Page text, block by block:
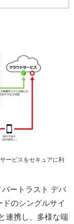
ービスをセキュアに利
ートラスト デバ
のシングルサイ
連携し、多様な端